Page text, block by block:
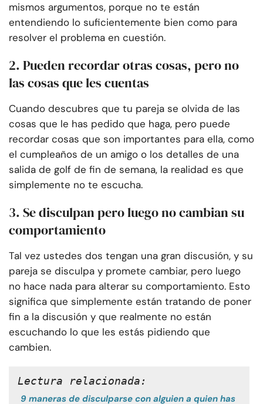
mismos argumentos, porque no te están
entendiendo lo suficientemente bien como para
resolver el problema en cuestión.
2. Pueden recordar otras cosas, pero no
las cosas que les cuentas
Cuando descubres que tu pareja se olvida de las
cosas que le has pedido que haga, pero puede
recordar cosas que son importantes para ella, como
el cumpleaños de un amigo o los detalles de una
salida de golf de fin de semana, la realidad es que
simplemente no te escucha.
3. Se disculpan pero luego no cambian su
comportamiento
Tal vez ustedes dos tengan una gran discusión, y su
pareja se disculpa y promete cambiar, pero luego
no hace nada para alterar su comportamiento. Esto
significa que simplemente están tratando de poner
fin a la discusión y que realmente no están
escuchando lo que les estás pidiendo que
cambien.
Lectura relacionada:
9 maneras de disculparse con alguien a quien has